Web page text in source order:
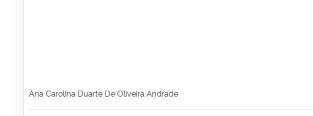
Ana Carolina Duarte De Oliveira Andrade